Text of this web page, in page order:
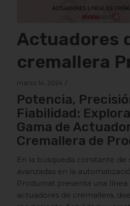
Actuadores
cremallera
marzo 14, 2024 /
Potencia,
Fiabilidad:
Gama de
Cremallera de
En la búsqueda constante de
avanzadas en la
Produmat presenta una
actuadores de cremallera,